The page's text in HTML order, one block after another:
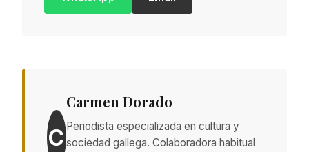
C
Carmen Dorado
Periodista especializada en cultura y
sociedad gallega. Colaboradora habitual